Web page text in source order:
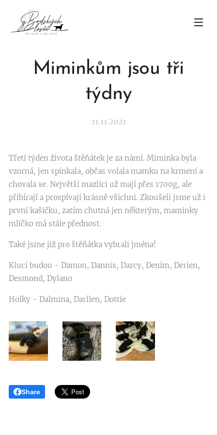
Miminkům jsou tři
týdny
11.11.2021
Třetí týden života štěňátek je za námi. Miminka byla
vzorná, jen spinkala, občas volala mamku na krmení a
chovala se. Největší mazlíci už mají přes 1700g, ale
přibírají a prospívají krásně všichni. Zkoušeli jsme už i
první kašičku, zatím chutná jen některým, maminky
mlíčko má stále přednost.
Také jsme již pro štěňátka vybrali jména!
Kluci budou - Damon, Dannis, Darcy, Denim, Derien,
Desmond, Dylano
Holky - Dalmina, Darllen, Dottie
Share